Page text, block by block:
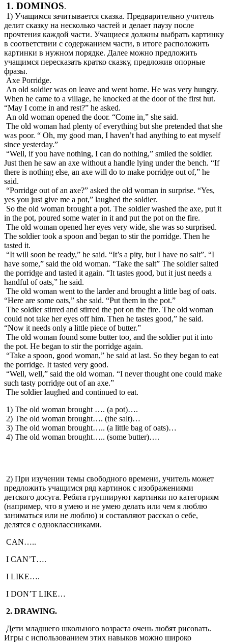
1. DOMINOS.
1) Учащимся зачитывается сказка. Предварительно учитель
делит сказку на несколько частей и делает паузу после
прочтения каждой части. Учащиеся должны выбрать картинку
в соответствии с содержанием части, в итоге расположить
картинки в нужном порядке. Далее можно предложить
учащимся пересказать кратко сказку, предложив опорные
фразы.
Axe Porridge.
An old soldier was on leave and went home. He was very hungry.
When he came to a village, he knocked at the door of the first hut.
“May I come in and rest?” he asked.
An old woman opened the door. “Come in,” she said.
The old woman had plenty of everything but she pretended that she
was poor. “ Oh, my good man, I haven’t had anything to eat myself
since yesterday.”
“Well, if you have nothing, I can do nothing,” smiled the soldier.
Just then he saw an axe without a handle lying under the bench. “If
there is nothing else, an axe will do to make porridge out of,” he
said.
“Porridge out of an axe?” asked the old woman in surprise. “Yes,
yes you just give me a pot,” laughed the soldier.
So the old woman brought a pot. The soldier washed the axe, put it
in the pot, poured some water in it and put the pot on the fire.
The old woman opened her eyes very wide, she was so surprised.
The soldier took a spoon and began to stir the porridge. Then he
tasted it.
“It will soon be ready,” he said. “It’s a pity, but I have no salt”. “I
have some,” said the old woman. “Take the salt” The soldier salted
the porridge and tasted it again. “It tastes good, but it just needs a
handful of oats,” he said.
The old woman went to the larder and brought a little bag of oats.
“Here are some oats,” she said. “Put them in the pot.”
The soldier stirred and stirred the pot on the fire. The old woman
could not take her eyes off him. Then he tastes good,” he said.
“Now it needs only a little piece of butter.”
The old woman found some butter too, and the soldier put it into
the pot. He began to stir the porridge again.
“Take a spoon, good woman,” he said at last. So they began to eat
the porridge. It tasted very good.
“Well, well,” said the old woman. “I never thought one could make
such tasty porridge out of an axe.”
The soldier laughed and continued to eat.
1) The old woman brought …. (a pot)….
2) The old woman brought…. (the salt)…
3) The old woman brought….. (a little bag of oats)…
4) The old woman brought….. (some butter)….
2) При изучении темы свободного времени, учитель может
предложить учащимся ряд картинок с изображениями
детского досуга. Ребята группируют картинки по категориям
(например, что я умею и не умею делать или чем я люблю
заниматься или не люблю) и составляют рассказ о себе,
делятся с одноклассниками.
CAN…..
I CAN’T….
I LIKE….
I DON’T LIKE…
2. DRAWING.
Дети младшего школьного возраста очень любят рисовать.
Игры с использованием этих навыков можно широко